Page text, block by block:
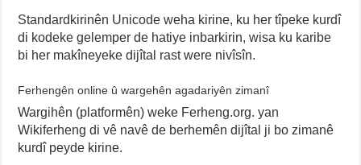
Standardkirinên Unicode weha kirine, ku her tîpeke kurdî
di kodeke gelemper de hatiye inbarkirin, wisa ku karibe
bi her makîneyeke dijîtal rast were nivîsîn.
Ferhengên online û wargehên agadariyên zimanî
Wargihên (platformên) weke Ferheng.org. yan
Wikiferheng di vê navê de berhemên dijîtal ji bo zimanê
kurdî peyde kirine.